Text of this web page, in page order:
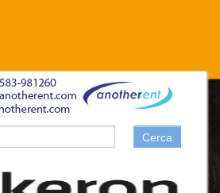
Cerca